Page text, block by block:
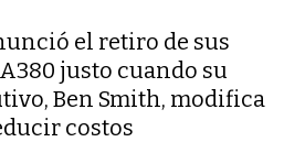
el retiro de sus
justo cuando su
Ben Smith, modifica
costos